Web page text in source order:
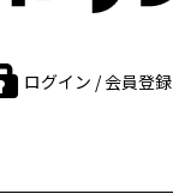
ログイン / 会員登録